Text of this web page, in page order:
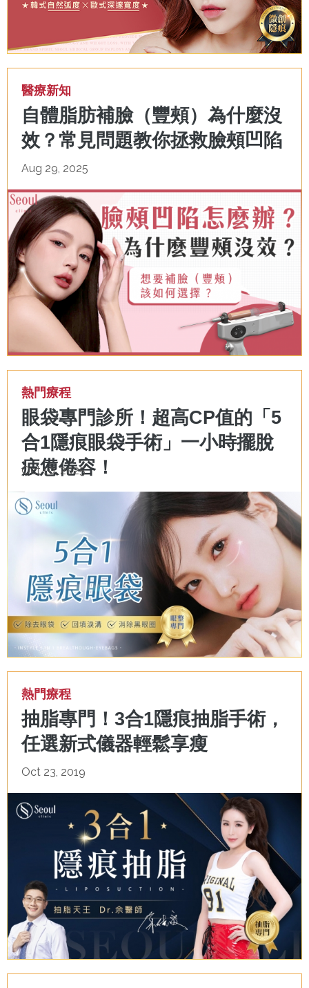
醫療新知
自體脂肪補臉（豐頰）為什麼沒
效？常見問題教你拯救臉頰凹陷
Aug 29, 2025
熱門療程
眼袋專門診所！超高CP值的「5
合1隱痕眼袋手術」一小時擺脫
疲憊倦容！
Oct 10, 2025
熱門療程
抽脂專門！3合1隱痕抽脂手術，
任選新式儀器輕鬆享瘦
Oct 23, 2019